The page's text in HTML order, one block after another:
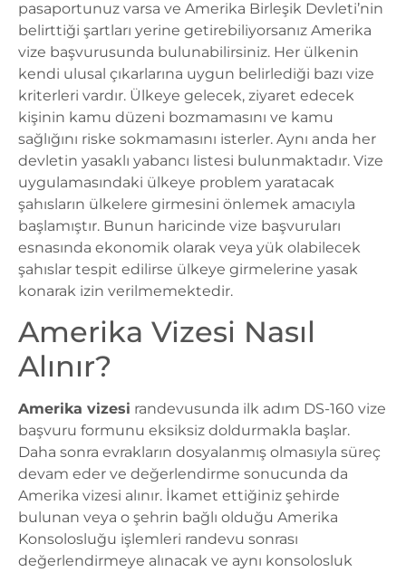
pasaportunuz varsa ve Amerika Birleşik Devleti’nin
belirttiği şartları yerine getirebiliyorsanız Amerika
vize başvurusunda bulunabilirsiniz. Her ülkenin
kendi ulusal çıkarlarına uygun belirlediği bazı vize
kriterleri vardır. Ülkeye gelecek, ziyaret edecek
kişinin kamu düzeni bozmamasını ve kamu
sağlığını riske sokmamasını isterler. Aynı anda her
devletin yasaklı yabancı listesi bulunmaktadır. Vize
uygulamasındaki ülkeye problem yaratacak
şahısların ülkelere girmesini önlemek amacıyla
başlamıştır. Bunun haricinde vize başvuruları
esnasında ekonomik olarak veya yük olabilecek
şahıslar tespit edilirse ülkeye girmelerine yasak
konarak izin verilmemektedir.
Amerika Vizesi Nasıl
Alınır?
Amerika vizesi randevusunda ilk adım DS-160 vize
başvuru formunu eksiksiz doldurmakla başlar.
Daha sonra evrakların dosyalanmış olmasıyla süreç
devam eder ve değerlendirme sonucunda da
Amerika vizesi alınır. İkamet ettiğiniz şehirde
bulunan veya o şehrin bağlı olduğu Amerika
Konsolosluğu işlemleri randevu sonrası
değerlendirmeye alınacak ve aynı konsolosluk